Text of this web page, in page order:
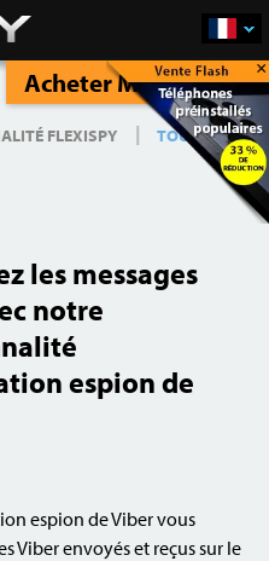
Acheter Maintenant ×
FLEXISPY | TOUT
les messages
notre
espion de
espion de Viber vous
Viber envoyés et reçus sur le